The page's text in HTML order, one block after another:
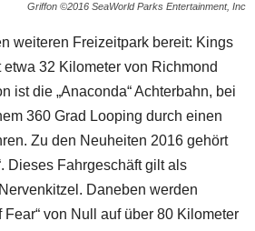
Griffon ©2016 SeaWorld Parks Entertainment, Inc
weiteren Freizeitpark bereit: Kings
32 Kilometer von Richmond
ist die „Anaconda“ Achterbahn, bei
360 Grad Looping durch einen
Zu den Neuheiten 2016 gehört
Dieses Fahrgeschäft gilt als
Daneben werden
Fear“ von Null auf über 80 Kilometer